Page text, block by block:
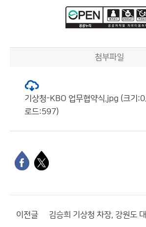
첨부파일
기상청-KBO 업무협약식.jpg (크기
로드:597)
이전글 김승희 기상청 차장, 강원도